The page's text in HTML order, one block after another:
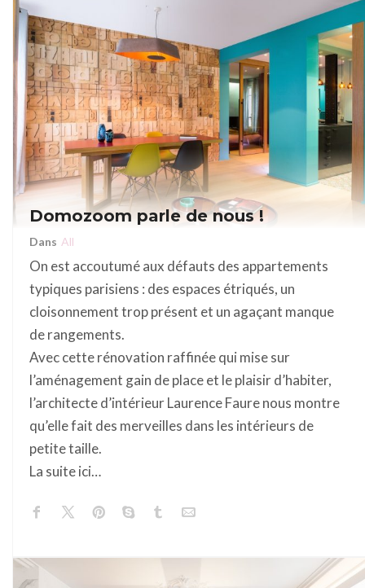
Domozoom parle de nous !
Dans All
On est accoutumé aux défauts des appartements
typiques parisiens : des espaces étriqués, un
cloisonnement trop présent et un agaçant manque
de rangements.
Avec cette rénovation raffinée qui mise sur
l’aménagement gain de place et le plaisir d’habiter,
l’architecte d’intérieur Laurence Faure nous montre
qu’elle fait des merveilles dans les intérieurs de
petite taille.
La suite ici…